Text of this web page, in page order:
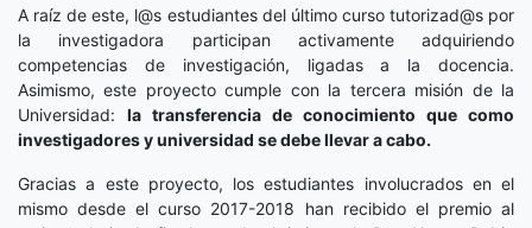
A raíz de este, l@s estudiantes del último curso tutorizad@s por
la investigadora participan activamente adquiriendo
competencias de investigación, ligadas a la docencia.
Asimismo, este proyecto cumple con la tercera misión de la
Universidad: la transferencia de conocimiento que como
investigadores y universidad se debe llevar a cabo.
Gracias a este proyecto, los estudiantes involucrados en el
mismo desde el curso 2017-2018 han recibido el premio al